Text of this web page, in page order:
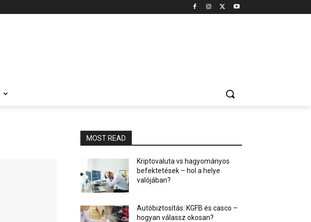
MOST READ
Kriptovaluta vs hagyományos
befektetések – hol a helye
valójában?
Autóbiztosítás: KGFB és casco –
hogyan válassz okosan?